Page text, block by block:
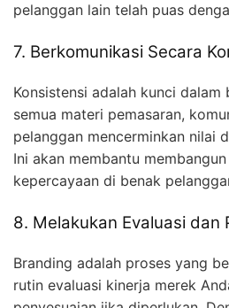
pelanggan lain telah puas
7. Berkomunikasi Secara
Konsistensi adalah kunci dalam
semua materi pemasaran,
pelanggan mencerminkan nilai
Ini akan membantu
kepercayaan di benak
8. Melakukan Evaluasi dan
Branding adalah proses yang
rutin evaluasi kinerja merek